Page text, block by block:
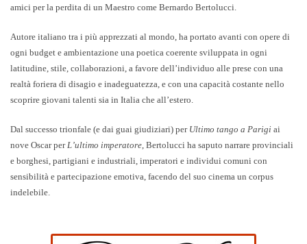
amici per la perdita di un Maestro come Bernardo Bertolucci.
Autore italiano tra i più apprezzati al mondo, ha portato avanti con opere di
ogni budget e ambientazione una poetica coerente sviluppata in ogni
latitudine, stile, collaborazioni, a favore dell’individuo alle prese con una
realtà foriera di disagio e inadeguatezza, e con una capacità costante nello
scoprire giovani talenti sia in Italia che all’estero.
Dal successo trionfale (e dai guai giudiziari) per Ultimo tango a Parigi ai
nove Oscar perL’ultimo imperatore, Bertolucci ha saputo narrare provinciali
e borghesi, partigiani e industriali, imperatori e individui comuni con
sensibilità e partecipazione emotiva, facendo del suo cinema un corpus
indelebile.